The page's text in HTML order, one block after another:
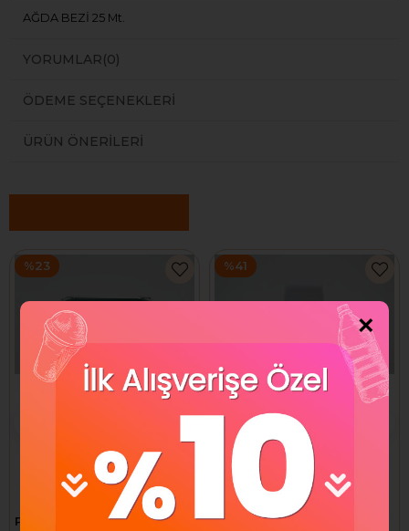
AĞDA BEZİ 25 Mt.
YORUMLAR(0)
ÖDEME SEÇENEKLERI
ÜRÜN ÖNERILERI
Platonik Azulen Kalıp Ağda
%23
Platonik Kartuş Ağda Yeşil
%41
×